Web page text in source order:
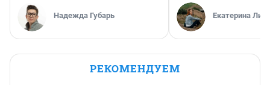
Надежда Губарь Екатерина
РЕКОМЕНДУЕМ